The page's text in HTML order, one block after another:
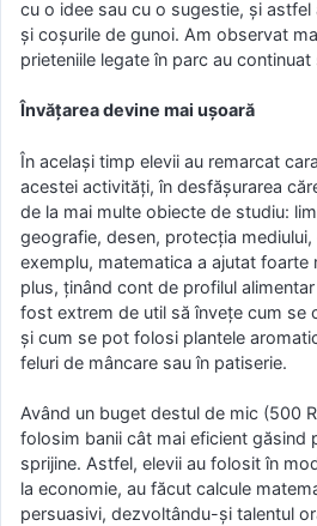
cu o idee sau cu o sugestie, și
și coșurile de gunoi. Am observat
prieteniile legate în parc au continuat
Învățarea devine mai ușoară
În același timp elevii au remarcat
acestei activități, în desfășurarea
de la mai multe obiecte de studiu:
geografie, desen, protecția
exemplu, matematica a ajutat
plus, ținând cont de profilul
fost extrem de util să învețe cum se
şi cum se pot folosi plantele
feluri de mâncare sau în patiserie.
Având un buget destul de mic (500
folosim banii cât mai eficient găsind
sprijine. Astfel, elevii au folosit în
la economie, au făcut calcule
persuasivi, dezvoltându-și talentul